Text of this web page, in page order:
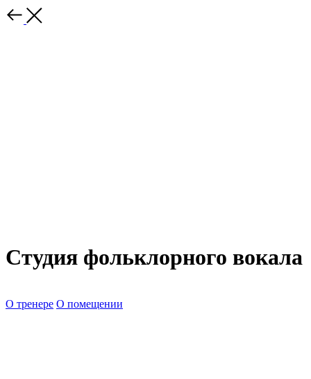
Студия фольклорного вокала
О тренере О помещении